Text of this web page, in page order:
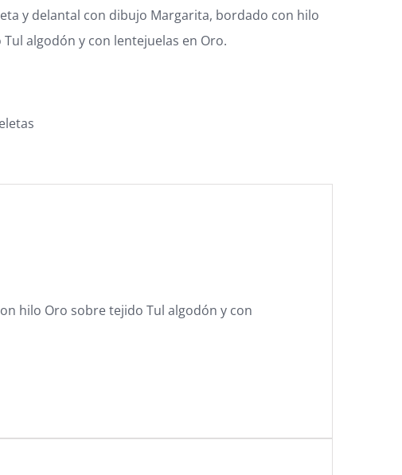
y delantal con dibujo Margarita, bordado con hilo
algodón y con lentejuelas en Oro.
hilo Oro sobre tejido Tul algodón y con